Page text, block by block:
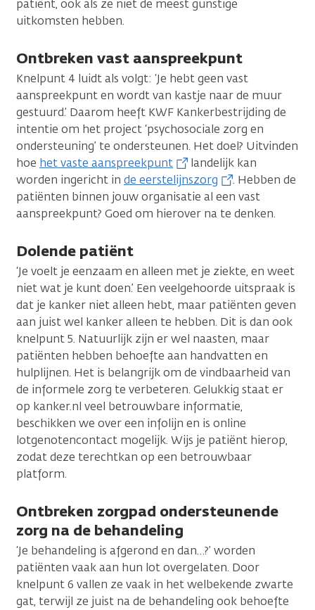
patiënt, ook als ze niet de meest gunstige
uitkomsten hebben.
Ontbreken vast aanspreekpunt
Knelpunt 4 luidt als volgt: ‘Je hebt geen vast
aanspreekpunt en wordt van kastje naar de muur
gestuurd.’ Daarom heeft KWF Kankerbestrijding de
intentie om het project ‘psychosociale zorg en
ondersteuning’ te ondersteunen. Het doel? Uitvinden
hoe het vaste aanspreekpunt
landelijk kan
worden ingericht in de eerstelijnszorg
. Hebben de
patiënten binnen jouw organisatie al een vast
aanspreekpunt? Goed om hierover na te denken.
Dolende patiënt
‘Je voelt je eenzaam en alleen met je ziekte, en weet
niet wat je kunt doen.’ Een veelgehoorde uitspraak is
dat je kanker niet alleen hebt, maar patiënten geven
aan juist wel kanker alleen te hebben. Dit is dan ook
knelpunt 5. Natuurlijk zijn er wel naasten, maar
patiënten hebben behoefte aan handvatten en
hulplijnen. Het is belangrijk om de vindbaarheid van
de informele zorg te verbeteren. Gelukkig staat er
op kanker.nl veel betrouwbare informatie,
beschikken we over een infolijn en is online
lotgenotencontact mogelijk. Wijs je patiënt hierop,
zodat deze terechtkan op een betrouwbaar
platform.
Ontbreken zorgpad ondersteunende
zorg na de behandeling
‘Je behandeling is afgerond en dan…?’ worden
patiënten vaak aan hun lot overgelaten. Door
knelpunt 6 vallen ze vaak in het welbekende zwarte
gat, terwijl ze juist na de behandeling ook behoefte